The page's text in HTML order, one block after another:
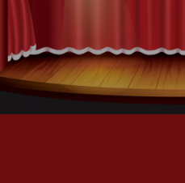
Op werkdagen vóór 15.00 uur
Levering door heel